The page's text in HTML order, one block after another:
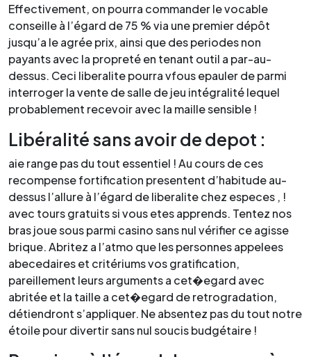
Effectivement, on pourra commander le vocable
conseille à l’égard de 75 % via une premier dépôt
jusqu’a le agrée prix, ainsi que des periodes non
payants avec la propreté en tenant outil a par-au-
dessus. Ceci liberalite pourra vfous epauler de parmi
interroger la vente de salle de jeu intégralité lequel
probablement recevoir avec la maille sensible !
Libéralité sans avoir de depot :
aie range pas du tout essentiel ! Au cours de ces
recompense fortification presentent d’habitude au-
dessus l’allure à l’égard de liberalite chez especes , !
avec tours gratuits si vous etes apprends. Tentez nos
bras joue sous parmi casino sans nul vérifier ce agisse
brique. Abritez a l’atmo que les personnes appelees
abecedaires et critériums vos gratification,
pareillement leurs arguments a cet�egard avec
abritée et la taille a cet�egard de retrogradation,
détiendront s’appliquer. Ne absentez pas du tout notre
étoile pour divertir sans nul soucis budgétaire !